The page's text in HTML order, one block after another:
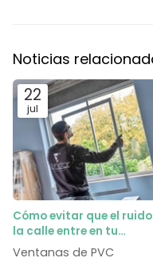
Noticias
22
jul
Cómo evitar que el
la calle entre en tu
dormitorio gracias al
acústico
Ventanas de PVC